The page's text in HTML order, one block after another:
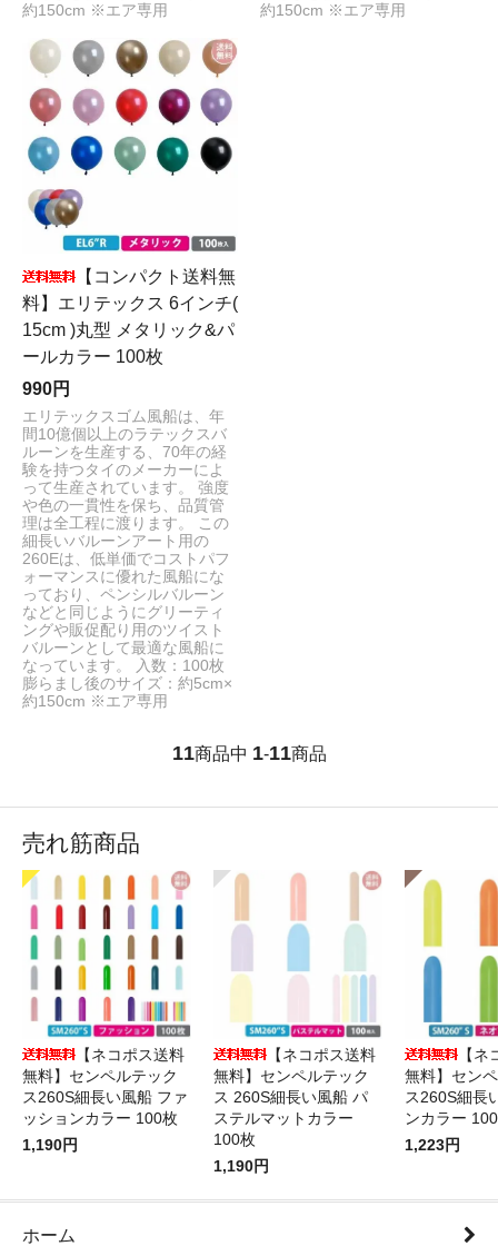
約150cm ※エア専用
約150cm ※エア専用
【コンパクト送料無
料】エリテックス 6インチ(
15cm )丸型 メタリック&パ
ールカラー 100枚
990円
エリテックスゴム風船は、年
間10億個以上のラテックスバ
ルーンを生産する、70年の経
験を持つタイのメーカーによ
って生産されています。 強度
や色の一貫性を保ち、品質管
理は全工程に渡ります。 この
細長いバルーンアート用の
260Eは、低単価でコストパフ
ォーマンスに優れた風船にな
っており、ペンシルバルーン
などと同じようにグリーティ
ングや販促配り用のツイスト
バルーンとして最適な風船に
なっています。 入数：100枚
膨らまし後のサイズ：約5cm×
約150cm ※エア専用
11商品中 1-11商品
売れ筋商品
【ネコポス送料
無料】センペルテック
ス260S細長い風船 ファ
ッションカラー 100枚
1,190円
【ネコポス送料
無料】センペルテック
ス 260S細長い風船 パ
ステルマットカラー
100枚
1,190円
【
無料】セン
ス260S細長
ンカラー
1,223円
ホーム